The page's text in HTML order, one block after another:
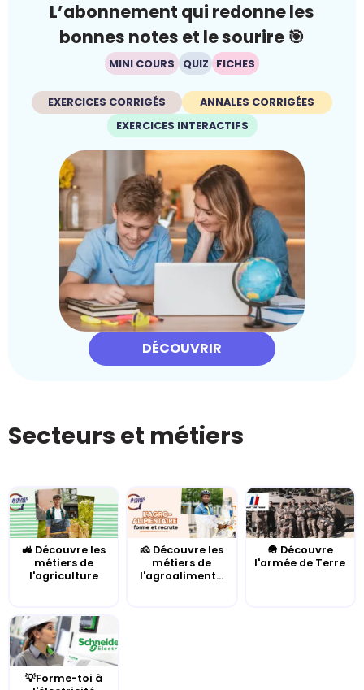
L’abonnement qui redonne les
bonnes notes et le sourire 🎯
MINI COURS QUIZ FICHES
EXERCICES CORRIGÉS
ANNALES CORRIGÉES
EXERCICES INTERACTIFS
DÉCOUVRIR
Secteurs et métiers
🚜 Découvre les
métiers de
l'agriculture
🧀 Découvre les
métiers de
l'agroaliment...
🪖 Découvre
l'armée de Terre
💡Forme-toi à